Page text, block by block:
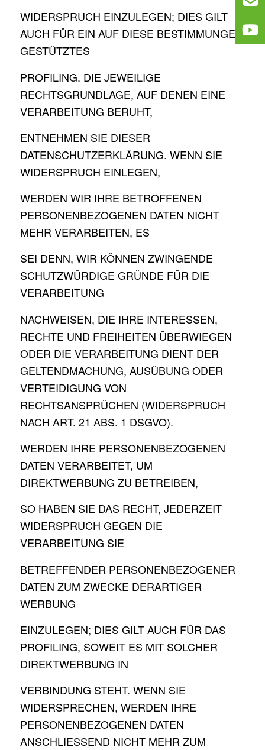
WIDERSPRUCH EINZULEGEN; DIES GILT
AUCH FÜR EIN AUF DIESE BESTIMMUNGEN
GESTÜTZTES
PROFILING. DIE JEWEILIGE
RECHTSGRUNDLAGE, AUF DENEN EINE
VERARBEITUNG BERUHT,
ENTNEHMEN SIE DIESER
DATENSCHUTZERKLÄRUNG. WENN SIE
WIDERSPRUCH EINLEGEN,
WERDEN WIR IHRE BETROFFENEN
PERSONENBEZOGENEN DATEN NICHT
MEHR VERARBEITEN, ES
SEI DENN, WIR KÖNNEN ZWINGENDE
SCHUTZWÜRDIGE GRÜNDE FÜR DIE
VERARBEITUNG
NACHWEISEN, DIE IHRE INTERESSEN,
RECHTE UND FREIHEITEN ÜBERWIEGEN
ODER DIE VERARBEITUNG DIENT DER
GELTENDMACHUNG, AUSÜBUNG ODER
VERTEIDIGUNG VON
RECHTSANSPRÜCHEN (WIDERSPRUCH
NACH ART. 21 ABS. 1 DSGVO).
WERDEN IHRE PERSONENBEZOGENEN
DATEN VERARBEITET, UM
DIREKTWERBUNG ZU BETREIBEN,
SO HABEN SIE DAS RECHT, JEDERZEIT
WIDERSPRUCH GEGEN DIE
VERARBEITUNG SIE
BETREFFENDER PERSONENBEZOGENER
DATEN ZUM ZWECKE DERARTIGER
WERBUNG
EINZULEGEN; DIES GILT AUCH FÜR DAS
PROFILING, SOWEIT ES MIT SOLCHER
DIREKTWERBUNG IN
VERBINDUNG STEHT. WENN SIE
WIDERSPRECHEN, WERDEN IHRE
PERSONENBEZOGENEN DATEN
ANSCHLIESSEND NICHT MEHR ZUM